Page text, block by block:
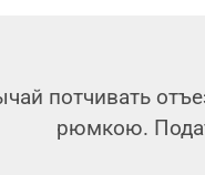
потчивать
рюмкою.